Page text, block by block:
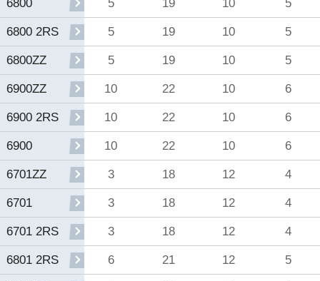
6800 5 19 10 5
6800 2RS 5 19 10 5
6800ZZ 5 19 10 5
6900ZZ 10 22 10 6
6900 2RS 10 22 10 6
6900 10 22 10 6
6701ZZ 3 18 12 4
6701 3 18 12 4
6701 2RS 3 18 12 4
6801 2RS 6 21 12 5